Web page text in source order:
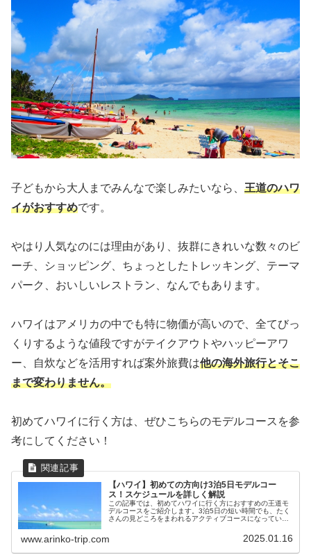
子どもから大人までみんなで楽しみたいなら、 王道のハワ
イがおすすめです。
やはり人気なのには理由があり、抜群にきれいな数々のビ
ーチ、ショッピング、ちょっとしたトレッキング、テーマ
パーク、おいしいレストラン、なんでもあります。
ハワイはアメリカの中でも特に物価が高いので、全てびっ
くりするような値段ですがテイクアウトやハッピーアワ
ー、自炊などを活用すれば案外旅費は他の海外旅行とそこ
まで変わりません。
初めてハワイに行く方は、ぜひこちらのモデルコースを参
考にしてください！
【ハワイ】初めての方向け3泊5日モデルコー
ス！スケジュールを詳しく解説
この記事では、初めてハワイに行く方におすすめの王道モ
デルコースをご紹介します。3泊5日の短い時間でも、たく
さんの見どころをまわれるアクティブコースになっていま
www.arinko-trip.com 2025.01.16